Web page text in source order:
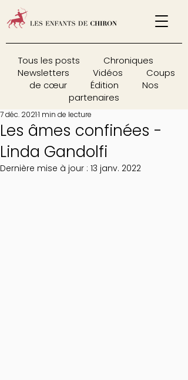
Tous les posts
Chroniques
Newsletters
Vidéos
Coups
de cœur
Édition
Nos
partenaires
Les âmes confinées -
Linda Gandolfi
7 déc. 20211 min de lecture
Dernière mise à jour : 13 janv. 2022